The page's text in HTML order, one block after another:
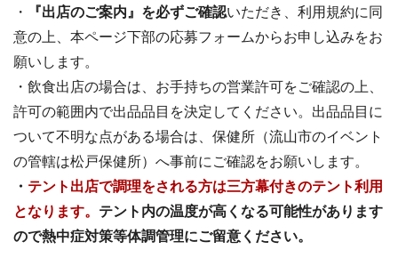
・
『出店のご案内』を必ずご確認いただき、利用規約に同
意の上、本ページ下部の応募フォームからお申し込みをお
願いします。
・飲食出店の場合は、お手持ちの営業許可をご確認の上、
許可の範囲内で出品品目を決定してください。出品品目に
ついて不明な点がある場合は、保健所（流山市のイベント
の管轄は松戸保健所）へ事前にご確認をお願いします。
・ テント出店で調理をされる方は三方幕付きのテント利用
となります。 テント内の温度が高くなる可能性があります
ので熱中症対策等体調管理にご留意ください。